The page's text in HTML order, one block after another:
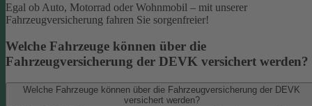
Egal ob Auto, Motorrad oder Wohnmobil – mit unserer
Fahrzeugversicherung fahren Sie sorgenfreier!
Welche Fahrzeuge können über die
Fahrzeugversicherung der DEVK versichert werden?
Welche Fahrzeuge können über die Fahrzeugversicherung der DEVK
versichert werden?